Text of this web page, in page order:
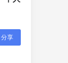
分享